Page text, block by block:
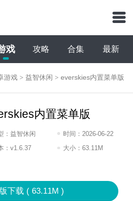
戏 攻略 合集 最新
游戏 >益智休闲 >everskies内置菜单版
内置菜单版
：益智休闲 时间： 2026-06-22
11:2026
：v1.6.37 大小： 63.11M
下载 ( 63.11M )